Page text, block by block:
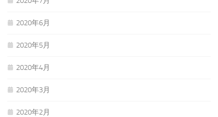
2020年6月
2020年5月
2020年4月
2020年3月
2020年2月